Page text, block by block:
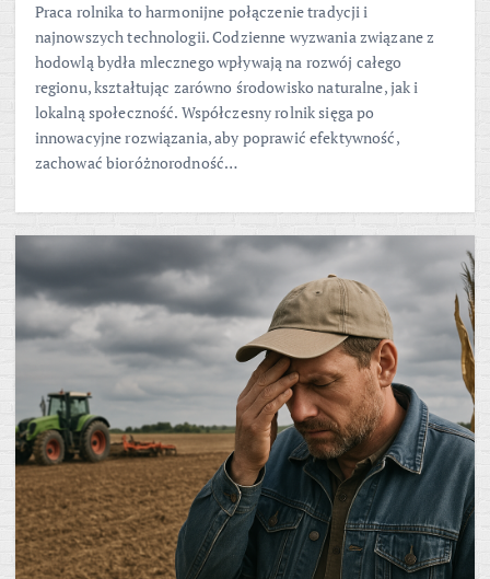
Praca rolnika to harmonijne połączenie tradycji i
najnowszych technologii. Codzienne wyzwania związane z
hodowlą bydła mlecznego wpływają na rozwój całego
regionu, kształtując zarówno środowisko naturalne, jak i
lokalną społeczność. Współczesny rolnik sięga po
innowacyjne rozwiązania, aby poprawić efektywność,
zachować bioróżnorodność…